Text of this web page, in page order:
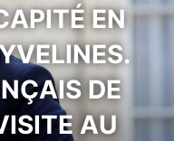
EN
DE
AU